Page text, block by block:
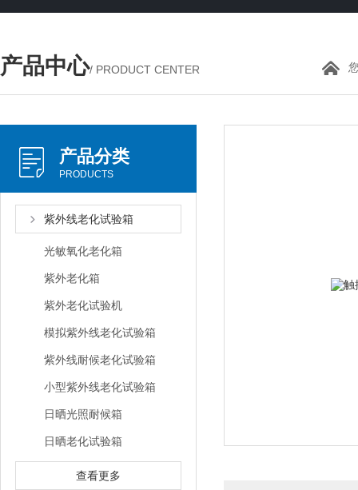
产品中心/ PRODUCT CENTER
产品分类
PRODUCTS
紫外线老化试验箱
光敏氧化老化箱
紫外老化箱
紫外老化试验机
模拟紫外线老化试验箱
紫外线耐候老化试验箱
小型紫外线老化试验箱
日晒光照耐候箱
日晒老化试验箱
查看更多